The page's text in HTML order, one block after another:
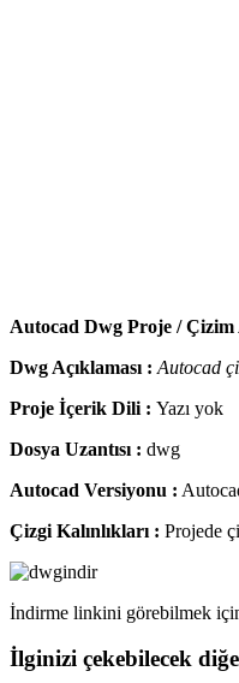
Autocad Dwg Proje / Çizim
Dwg Açıklaması : Autocad
Proje İçerik Dili : Yazı yok
Dosya Uzantısı : dwg
Autocad Versiyonu :
Çizgi Kalınlıkları : Projede
İndirme linkini görebilmek
İlginizi çekebilecek